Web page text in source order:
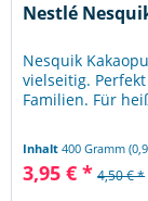
Nestlé
Nesquik
vielseitig.
Familien. Für
Inhalt400 Gramm
3,95 € * 4,50 € *